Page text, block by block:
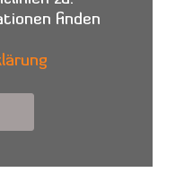
finden